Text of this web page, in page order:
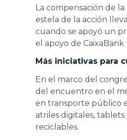
La compensación de
estela de la acción
cuando se apoyó un
el apoyo de CaixaBank
Más iniciativas para
En el marco del
del encuentro en el
en transporte público
atriles digitales, tablets
reciclables.